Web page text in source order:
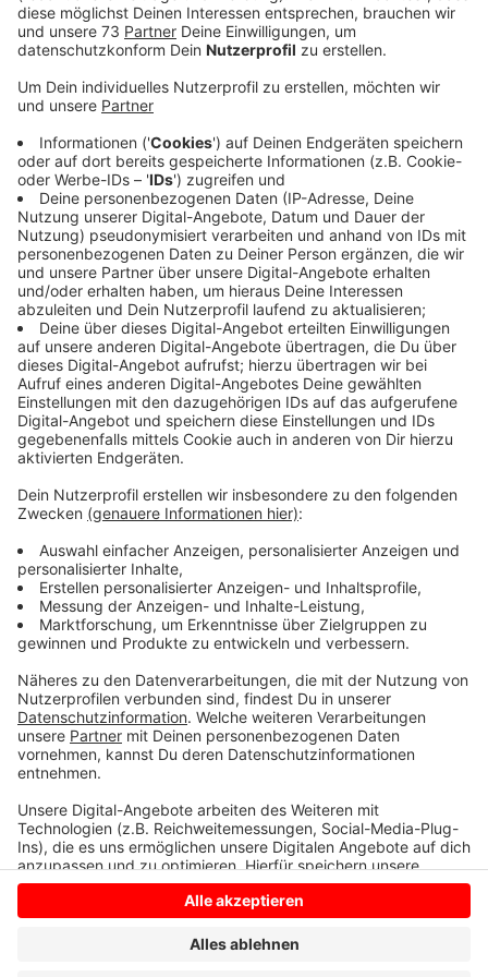
Anzeige
1-Jahresvertrag
Anzeige
Er hat einen 1-Jahresvertrag für die nächste Saison.
Hirsch hat als Profi unter anderem für den MSV
Duisburg gespielt. Als Trainer hat er Erfahrungen beim
SV Elversberg in der 3. Liga gesammelt und in der
Regionalliga beim VfB Oldenburg und dem FC Teutonia
Ottensen.Dietmar Hirsch:
„Ich freue mich sehr auf die neue Aufgabe beim
1. FC Bocholt, einem Verein mit viel Tradition
und Potenzial. Die Gespräche mit den
Verantwortlichen, speziell Christopher Schorch,
waren sehr angenehm und zielführend. Wir
fanden schnell einen gemeinsamen Nenner und
freuen uns gemeinsam auf eine erfolgreiche
Saison.“
Anzeige